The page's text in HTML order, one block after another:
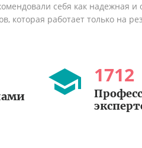
себя как надежная и
которая работает только на
1712